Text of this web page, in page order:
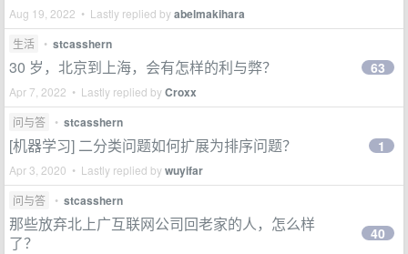
Aug 19, 2022 • Lastly replied byabelmakihara
生活 • stcasshern
30 岁，北京到上海，会有怎样的利与弊？
Apr 7, 2022 • Lastly replied byCroxx
63
问与答 • stcasshern
[机器学习] 二分类问题如何扩展为排序问题？
Apr 3, 2020 • Lastly replied bywuyifar
1
问与答 • stcasshern
那些放弃北上广互联网公司回老家的人，怎么样
了？
40